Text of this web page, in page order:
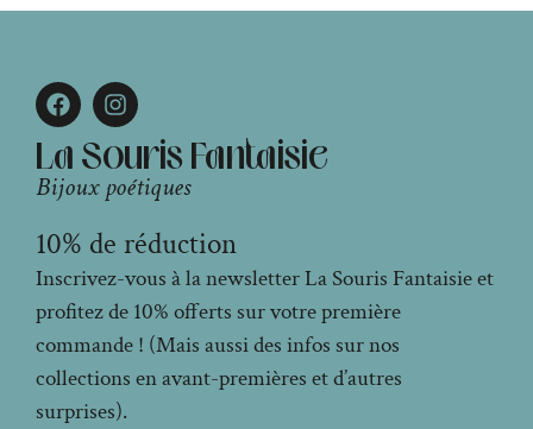
La Souris Fantaisie
Bijoux poétiques
10% de réduction
Inscrivez-vous à la newsletter La Souris Fantaisie et
profitez de 10% offerts sur votre première
commande ! (Mais aussi des infos sur nos
collections en avant-premières et d’autres
surprises).